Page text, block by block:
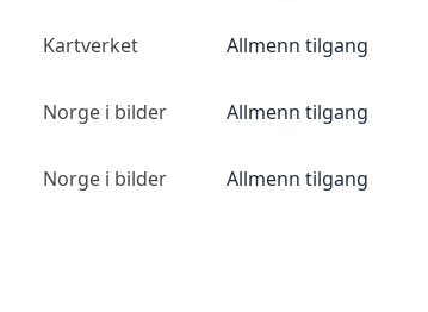
Kartverket Allmenn tilgang
Norge i bilder Allmenn tilgang
Norge i bilder Allmenn tilgang